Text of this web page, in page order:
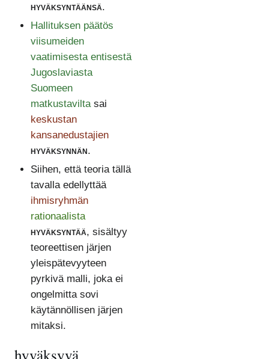
hyväksyntäänsä.
Hallituksen päätös
viisumeiden
vaatimisesta entisestä
Jugoslaviasta
Suomeen
matkustaviltasai
keskustan
kansanedustajien
hyväksynnän.
Siihen, että teoria tällä
tavalla edellyttää
ihmisryhmän
rationaalista
hyväksyntää, sisältyy
teoreettisen järjen
yleispätevyyteen
pyrkivä malli, joka ei
ongelmitta sovi
käytännöllisen järjen
mitaksi.